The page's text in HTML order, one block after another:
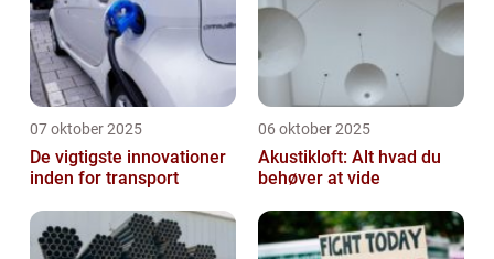
07 oktober 2025
De vigtigste innovationer
inden for transport
06 oktober 2025
Akustikloft: Alt hvad du
behøver at vide